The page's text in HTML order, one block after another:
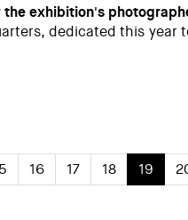
exhibition's
dedicated this year
16 17 18 19